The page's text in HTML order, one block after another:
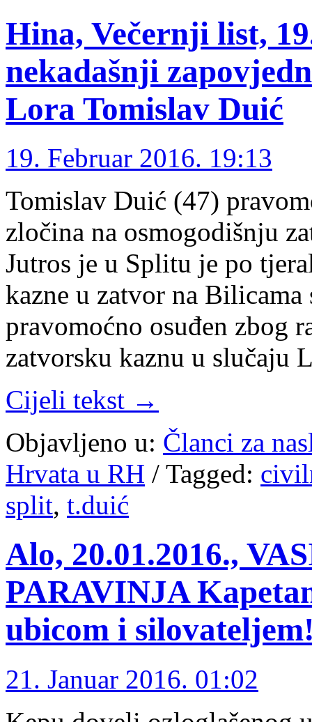
Hina, Večernji list,
nekadašnji
Lora Tomislav Duić
19. Februar 2016. 19:13
Tomislav Duić (47)
zločina na osmogodišnju
Jutros je u Splitu je po
kazne u zatvor na
pravomoćno osuđen zbog
zatvorsku kaznu u slučaju
Cijeli tekst →
Objavljeno u: Članci za
Hrvata u RH / Tagged:
split, t.duić
Alo, 20.01.2016.,
PARAVINJA
ubicom i
21. Januar 2016. 01:02